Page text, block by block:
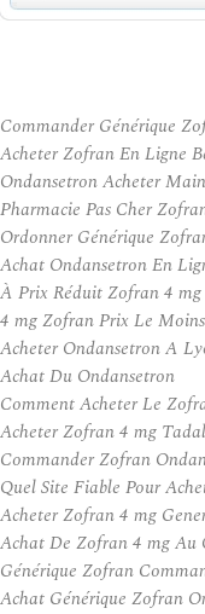
Commander Générique
Acheter Zofran En Ligne
Ondansetron Acheter
Pharmacie Pas Cher
Ordonner Générique
Achat Ondansetron En
À Prix Réduit Zofran 4
4 mg Zofran Prix Le
Acheter Ondansetron A
Achat Du Ondansetron
Comment Acheter Le
Acheter Zofran 4 mg
Commander Zofran
Quel Site Fiable Pour
Acheter Zofran 4 mg
Achat De Zofran 4 mg Au
Générique Zofran
Achat Générique Zofran